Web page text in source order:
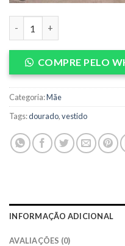
COMPRE PELO
Categoria:Mãe
Tags:dourado,vestido
INFORMAÇÃO ADICIONAL
AVALIAÇÕES (0)